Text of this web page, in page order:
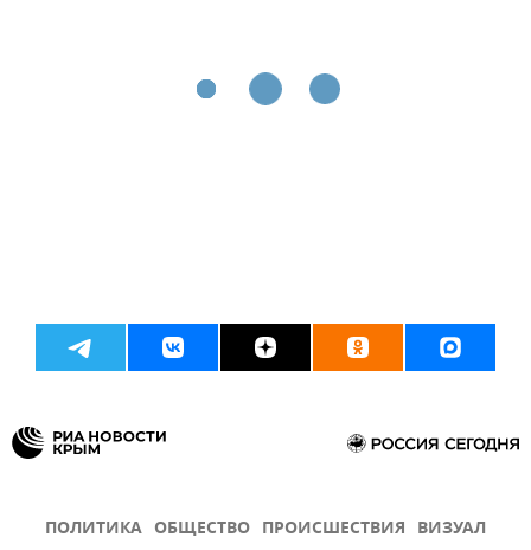
ПОЛИТИКА ОБЩЕСТВО ПРОИСШЕСТВИЯ ВИЗУАЛ